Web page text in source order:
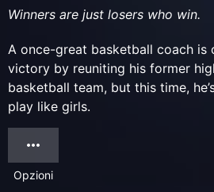
Winners are just losers who win.
A once-great basketball coach is
victory by reuniting his former
basketball team, but this time,
play like girls.
Opzioni